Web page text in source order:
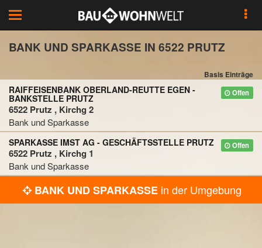
Toggle
navigation
BANK UND SPARKASSE IN 6522 PRUTZ
Basis Einträge
Offen
RAIFFEISENBANK OBERLAND-REUTTE EGEN -
BANKSTELLE PRUTZ
6522 Prutz , Kirchg 2
Bank und Sparkasse
Offen
SPARKASSE IMST AG - GESCHÄFTSSTELLE PRUTZ
6522 Prutz , Kirchg 1
Bank und Sparkasse
BANK UND SPARKASSE in der Umgebung